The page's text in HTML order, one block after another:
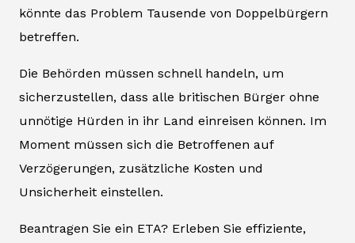
könnte das Problem Tausende von Doppelbürgern
betreffen.
Die Behörden müssen schnell handeln, um
sicherzustellen, dass alle britischen Bürger ohne
unnötige Hürden in ihr Land einreisen können. Im
Moment müssen sich die Betroffenen auf
Verzögerungen, zusätzliche Kosten und
Unsicherheit einstellen.
Beantragen Sie ein ETA? Erleben Sie effiziente,